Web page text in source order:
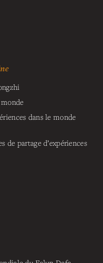
dans le monde
de partage d’expériences